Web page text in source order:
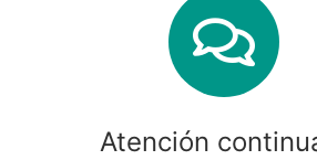
Atención